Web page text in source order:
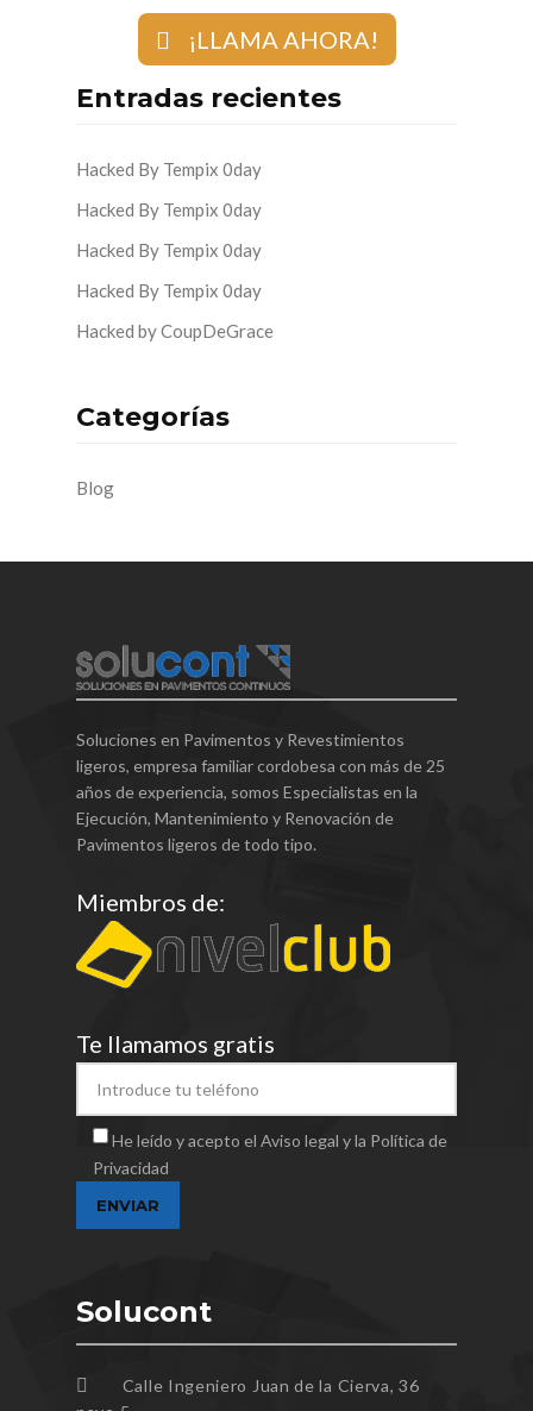
¡LLAMA AHORA!
Entradas recientes
Hacked By Tempix 0day
Hacked By Tempix 0day
Hacked By Tempix 0day
Hacked By Tempix 0day
Hacked by CoupDeGrace
Categorías
Blog
Soluciones en Pavimentos y Revestimientos
ligeros, empresa familiar cordobesa con más de 25
años de experiencia, somos Especialistas en la
Ejecución, Mantenimiento y Renovación de
Pavimentos ligeros de todo tipo.
Miembros de:
Te llamamos gratis
He leído y acepto el Aviso legal y la Política de
Privacidad
Solucont
Calle Ingeniero Juan de la Cierva, 36